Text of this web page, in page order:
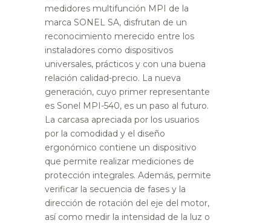
medidores multifunción MPI de la
marca SONEL SA, disfrutan de un
reconocimiento merecido entre los
instaladores como dispositivos
universales, prácticos y con una buena
relación calidad-precio. La nueva
generación, cuyo primer representante
es Sonel MPI-540, es un paso al futuro.
La carcasa apreciada por los usuarios
por la comodidad y el diseño
ergonómico contiene un dispositivo
que permite realizar mediciones de
protección integrales. Además, permite
verificar la secuencia de fases y la
dirección de rotación del eje del motor,
así como medir la intensidad de la luz o